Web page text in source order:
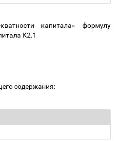
капитала» формулу
К2.1
содержания: